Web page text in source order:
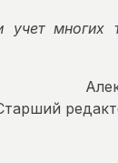
многих